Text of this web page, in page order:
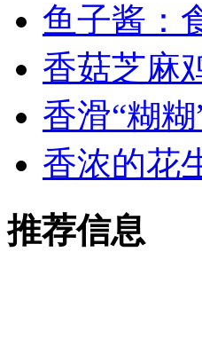
鱼子酱：
香菇芝麻
香滑“糊
香浓的花
推荐信息